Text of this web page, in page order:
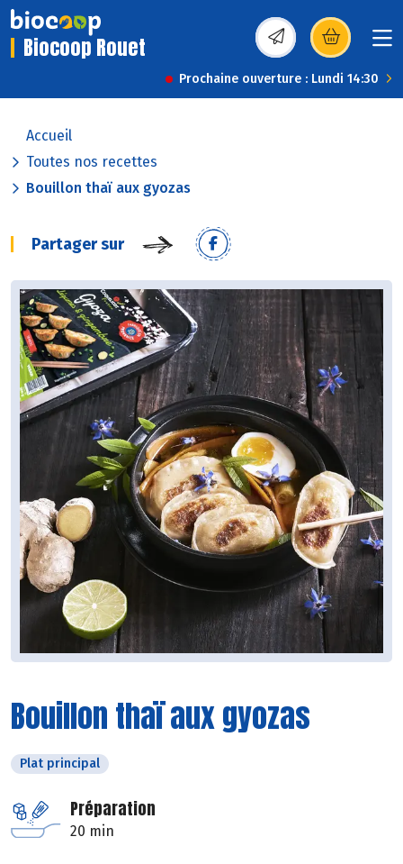
Biocoop Rouet (s’ouvre dans une
Prochaine ouverture : Lundi 14:30
Accueil
Toutes nos recettes
Bouillon thaï aux gyozas
Partager sur
Bouillon thaï aux gyozas
Plat principal
Préparation
20 min